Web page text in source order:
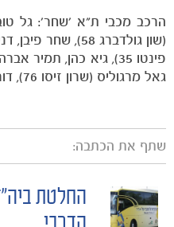
(שון גולדברג 58),
גאל מרגוליס (שרון זיסו 76), דור ג'אן.
שתף את הכתבה:
POST
החלטת